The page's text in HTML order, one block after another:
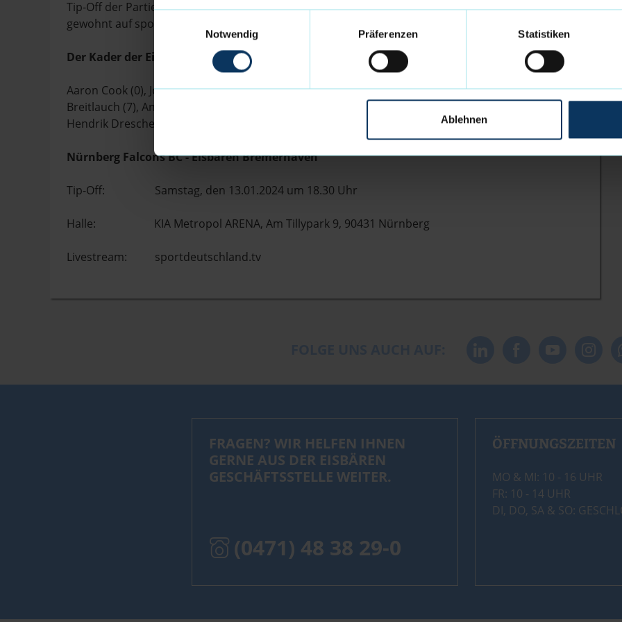
Notwendig
Präferenzen Statistiken
Ablehnen
Tip-Off der Partie ist am Samstag, den 13.01.2024, um 18.30 Uhr. Einen Livestream gibt es wie
gewohnt auf sportdeutschland.tv
Der Kader der Eisbären Bremerhaven 2023/24:
Aaron Cook (0), Jordan Giles (1), Matt Frierson (3), Lenny Larysz (4), Jarelle Reischel (5), Adrian
Breitlauch (7), Anton Meyer (9), Kevin Charles (10), Robert Oehle (11), Hilmar Henningsson (15),
Hendrik Drescher (20), Nick Hornsby (33), Luca Merkel (43).
Nürnberg Falcons BC - Eisbären Bremerhaven
Tip-Off: Samstag, den 13.01.2024 um 18.30 Uhr
Halle: KIA Metropol ARENA, Am Tillypark 9, 90431 Nürnberg
Livestream: sportdeutschland.tv
FRAGEN? WIR HELFEN IHNEN
GERNE AUS DER EISBÄREN
GESCHÄFTSSTELLE WEITER.
(0471) 48 38 29-0
ÖFFNUNGSZEITEN
MO & MI: 10 - 16 UHR
FR: 10 - 14 UHR
DI, DO, SA & SO: